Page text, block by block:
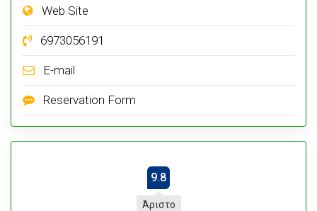
Web Site
6973056191
E-mail
Reservation Form
9.8
Άριστο